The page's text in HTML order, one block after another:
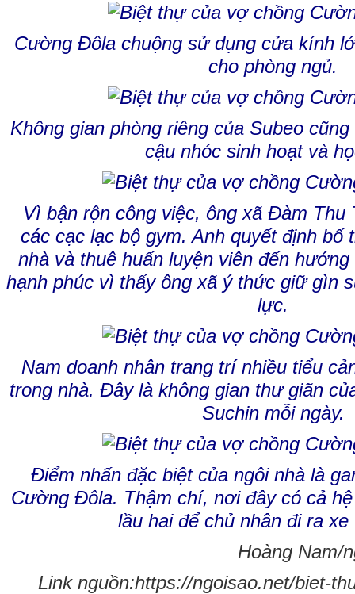
Cường Đôla chuộng sử dụng cửa kính
cho phòng ngủ.
Không gian phòng riêng của Subeo
cậu nhóc sinh hoạt và
Vì bận rộn công việc, ông xã Đàm Thu
các cạc lạc bộ gym. Anh quyết định bố
nhà và thuê huấn luyện viên đến
hạnh phúc vì thấy ông xã ý thức giữ gìn
lực.
Nam doanh nhân trang trí nhiều tiểu
trong nhà. Đây là không gian thư giãn
Suchin mỗi ngày.
Điểm nhấn đặc biệt của ngôi nhà là
Cường Đôla. Thậm chí, nơi đây có cả
lầu hai để chủ nhân đi ra
Hoàng Nam/
Link nguồn:https://ngoisao.net/biet-